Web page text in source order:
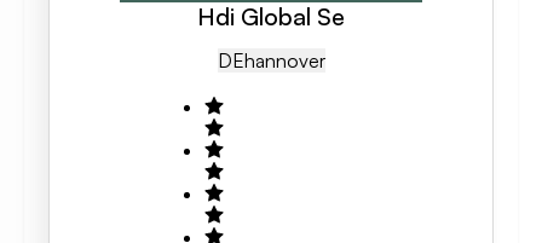
Hdi Global Se
DEHannover